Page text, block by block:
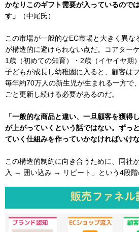
かなりこのギフト需要が入っているので
す」
（中尾氏）
この市場が一般的なEC市場と大きく異な
が構造的に避けられない点だ。コアター
1歳（初めての知育）・2歳（イヤイヤ期
子どもが成長し幼稚園に入ると、顧客は
毎年約70万人の新生児が生まれる一方で
ごと更新し続ける必要があるのだ。
「一般的な商品と違い、一旦顧客を獲得
が上がっていくという話ではない。ずっ
ていく仕組みを作っていかなければいけな
この構造的制約に向き合うために、同社
入 → 囲い込み → リピート」という4段階